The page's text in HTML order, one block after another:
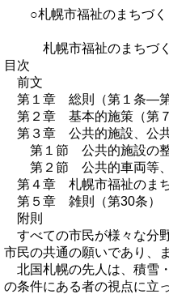
○札幌市福祉のまちづく
札幌市福祉のまちづ
目次
前文
第１章 総則（第１条―第
第２章 基本的施策（第
第３章 公共的施設、公
第１節 公共的施設の
第２節 公共的車両等
第４章 札幌市福祉のま
第５章 雑則（第30条）
附則
すべての市民が様々な分
市民の共通の願いであり、
北国札幌の先人は、積雪
の条件にある者の視点に立